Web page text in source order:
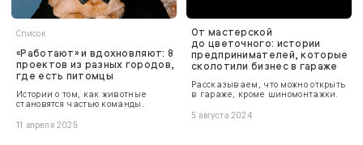
Список
«Работают» и вдохновляют: 8
проектов из разных городов,
где есть питомцы
Истории о том, как животные
становятся частью команды.
11 апреля 2025
От мастерской
до цветочного: истории
предпринимателей, которые
сколотили бизнес в гараже
Рассказываем, что можно открыть
в гараже, кроме шиномонтажки.
5 августа 2024